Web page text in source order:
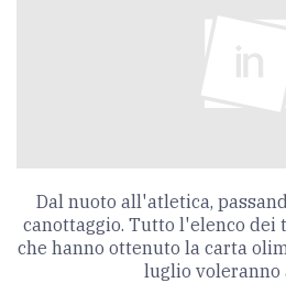
Dal nuoto all'atletica,
canottaggio. Tutto l'elenco dei
che hanno ottenuto la carta
luglio voleranno